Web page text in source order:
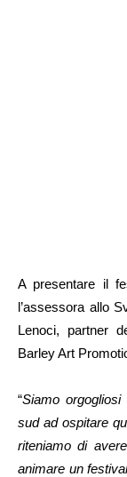
A presentare il
l’assessora allo
Lenoci, partner
Barley Art
“Siamo
sud ad ospitare
riteniamo di
animare un